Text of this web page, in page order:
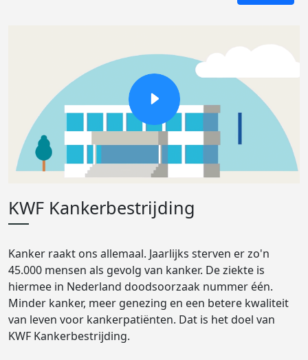
KWF Kankerbestrijding
Kanker raakt ons allemaal. Jaarlijks sterven er zo'n
45.000 mensen als gevolg van kanker. De ziekte is
hiermee in Nederland doodsoorzaak nummer één.
Minder kanker, meer genezing en een betere kwaliteit
van leven voor kankerpatiënten. Dat is het doel van
KWF Kankerbestrijding.